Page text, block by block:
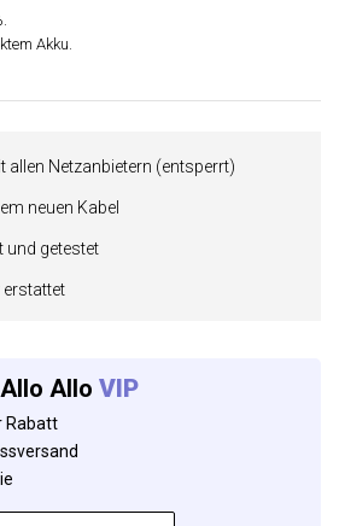
Akku.
allen Netzanbietern (entsperrt)
neuen Kabel
und getestet
erstattet
Allo Allo VIP
Rabatt